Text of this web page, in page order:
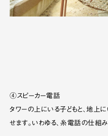
④スピーカー電話
タワーの上にいる子どもと、地上
せます。いわゆる、糸電話の仕組み